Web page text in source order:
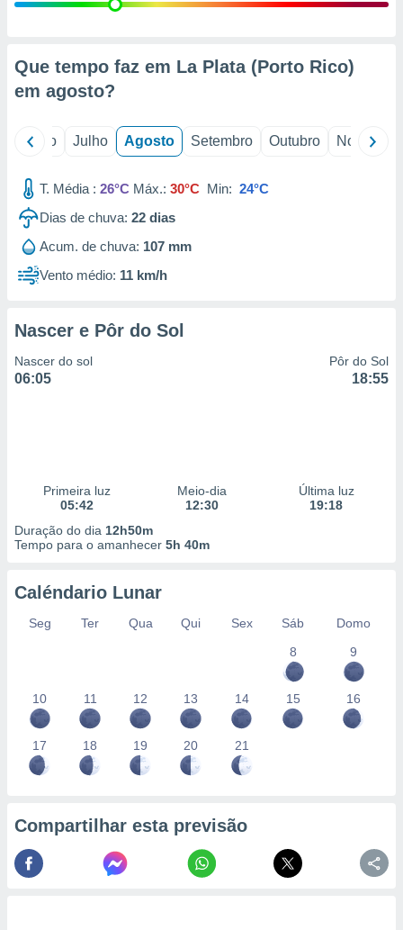
através
estudos
1199
Que tempo faz em La Plata (Porto Rico)
em agosto?
Junho Julho Agosto Setembro Outubro Novembro
T. Média : 26°C Máx.: 30°C Min: 24°C
Dias de chuva: 22 dias
Acum. de chuva: 107 mm
Vento médio: 11 km/h
Nascer e Pôr do Sol
Nascer do sol
06:05
Pôr do Sol
18:55
Primeira luz
05:42
Meio-dia
12:30
Última luz
19:18
Duração do dia 12h50m
Tempo para o amanhecer 5h 40m
Caléndario Lunar
Seg Ter Qua Qui Sex Sáb
Domo
8
9
10 11 12 13 14 15 16
17 18 19 20 21
Compartilhar esta previsão